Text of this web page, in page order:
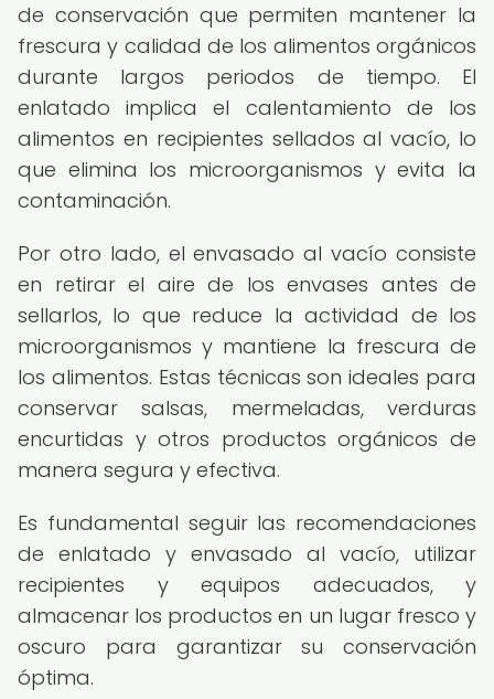
de conservación que permiten mantener la
frescura y calidad de los alimentos orgánicos
durante largos periodos de tiempo. El
enlatado implica el calentamiento de los
alimentos en recipientes sellados al vacío, lo
que elimina los microorganismos y evita la
contaminación.
Por otro lado, el envasado al vacío consiste
en retirar el aire de los envases antes de
sellarlos, lo que reduce la actividad de los
microorganismos y mantiene la frescura de
los alimentos. Estas técnicas son ideales para
conservar salsas, mermeladas, verduras
encurtidas y otros productos orgánicos de
manera segura y efectiva.
Es fundamental seguir las recomendaciones
de enlatado y envasado al vacío, utilizar
recipientes y equipos adecuados, y
almacenar los productos en un lugar fresco y
oscuro para garantizar su conservación
óptima.